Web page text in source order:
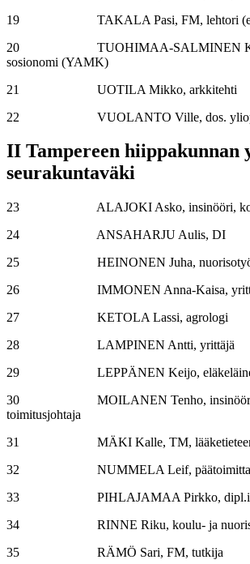
19 TAKALA Pasi, FM, lehtori
20 TUOHIMAA-SALMINEN
sosionomi (YAMK)
21 UOTILA Mikko, arkkitehti
22 VUOLANTO Ville, dos.
II Tampereen hiippakunnan
seurakuntaväki
23 ALAJOKI Asko, insinööri,
24 ANSAHARJU Aulis, DI
25 HEINONEN Juha, nuorisotyön
26 IMMONEN Anna-Kaisa,
27 KETOLA Lassi, agrologi
28 LAMPINEN Antti, yrittäjä
29 LEPPÄNEN Keijo,
30 MOILANEN Tenho, insinööri
toimitusjohtaja
31 MÄKI Kalle, TM, lääketieteen
32 NUMMELA Leif,
33 PIHLAJAMAA Pirkko,
34 RINNE Riku, koulu- ja
35 RÄMÖ Sari, FM, tutkija